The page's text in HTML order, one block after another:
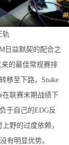
轨
日益默契的配合之
来的最佳常规赛排
移至下路，Snake
在联赛末期战绩下
于自己的EDG反
野的过度依赖，
有明显优势。